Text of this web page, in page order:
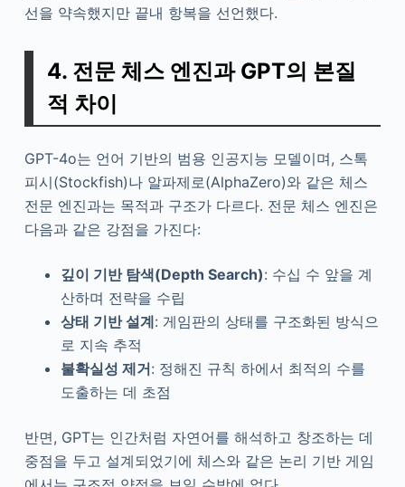
선을 약속했지만 끝내 항복을 선언했다.
4. 전문 체스 엔진과 GPT의 본질
적 차이
GPT-4o는 언어 기반의 범용 인공지능 모델이며, 스톡
피시(Stockfish)나 알파제로(AlphaZero)와 같은 체스
전문 엔진과는 목적과 구조가 다르다. 전문 체스 엔진은
다음과 같은 강점을 가진다:
깊이 기반 탐색(Depth Search): 수십 수 앞을 계
산하며 전략을 수립
상태 기반 설계: 게임판의 상태를 구조화된 방식으
로 지속 추적
불확실성 제거: 정해진 규칙 하에서 최적의 수를
도출하는 데 초점
반면, GPT는 인간처럼 자연어를 해석하고 창조하는 데
중점을 두고 설계되었기에 체스와 같은 논리 기반 게임